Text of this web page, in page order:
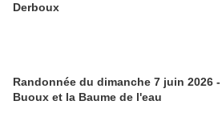
Derboux
Randonnée du dimanche 7 juin 2026 -
Buoux et la Baume de l'eau